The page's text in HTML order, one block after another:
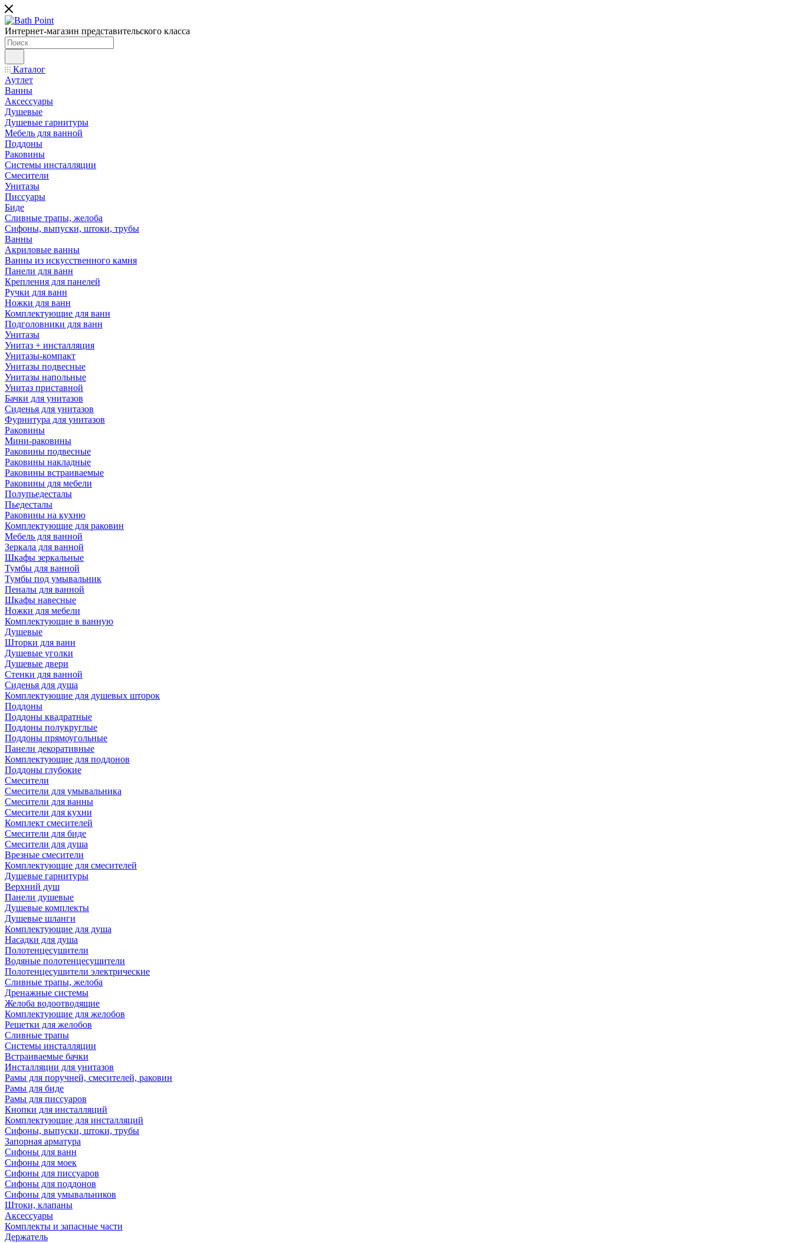
Интернет-магазин представительского класса
Каталог
Аутлет
Ванны
Аксессуары
Душевые
Душевые гарнитуры
Мебель для ванной
Поддоны
Раковины
Системы инсталляции
Смесители
Унитазы
Писсуары
Биде
Сливные трапы, желоба
Сифоны, выпуски, штоки, трубы
Ванны
Акриловые ванны
Ванны из искусственного камня
Панели для ванн
Крепления для панелей
Ручки для ванн
Ножки для ванн
Комплектующие для ванн
Подголовники для ванн
Унитазы
Унитаз + инсталляция
Унитазы-компакт
Унитазы подвесные
Унитазы напольные
Унитаз приставной
Бачки для унитазов
Сиденья для унитазов
Фурнитура для унитазов
Раковины
Мини-раковины
Раковины подвесные
Раковины накладные
Раковины встраиваемые
Раковины для мебели
Полупьедесталы
Пьедесталы
Раковины на кухню
Комплектующие для раковин
Мебель для ванной
Зеркала для ванной
Шкафы зеркальные
Тумбы для ванной
Тумбы под умывальник
Пеналы для ванной
Шкафы навесные
Ножки для мебели
Комплектующие в ванную
Душевые
Шторки для ванн
Душевые уголки
Душевые двери
Стенки для ванной
Сиденья для душа
Комплектующие для душевых шторок
Поддоны
Поддоны квадратные
Поддоны полукруглые
Поддоны прямоугольные
Панели декоративные
Комплектующие для поддонов
Поддоны глубокие
Смесители
Смесители для умывальника
Смесители для ванны
Смесители для кухни
Комплект смесителей
Смесители для биде
Смесители для душа
Врезные смесители
Комплектующие для смесителей
Душевые гарнитуры
Верхний душ
Панели душевые
Душевые комплекты
Душевые шланги
Комплектующие для душа
Насадки для душа
Полотенцесушители
Водяные полотенцесушители
Полотенцесушители электрические
Сливные трапы, желоба
Дренажные системы
Желоба водоотводящие
Комплектующие для желобов
Решетки для желобов
Сливные трапы
Системы инсталляции
Встраиваемые бачки
Инсталляции для унитазов
Рамы для поручней, смесителей, раковин
Рамы для биде
Рамы для писсуаров
Кнопки для инсталляций
Комплектующие для инсталляций
Сифоны, выпуски, штоки, трубы
Запорная арматура
Сифоны для ванн
Сифоны для моек
Сифоны для писсуаров
Сифоны для поддонов
Сифоны для умывальников
Штоки, клапаны
Аксессуары
Комплекты и запасные части
Держатель